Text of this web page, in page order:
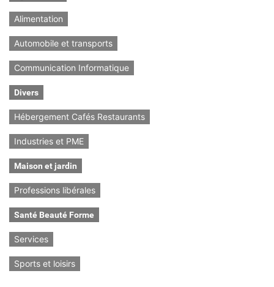
Alimentation
Automobile et transports
Communication Informatique
Divers
Hébergement Cafés Restaurants
Industries et PME
Maison et jardin
Professions libérales
Santé Beauté Forme
Services
Sports et loisirs